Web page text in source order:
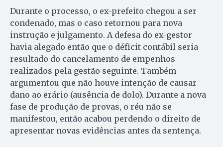
Durante o processo, o ex-prefeito chegou a ser
condenado, mas o caso retornou para nova
instrução e julgamento. A defesa do ex-gestor
havia alegado então que o déficit contábil seria
resultado do cancelamento de empenhos
realizados pela gestão seguinte. Também
argumentou que não houve intenção de causar
dano ao erário (ausência de dolo). Durante a nova
fase de produção de provas, o réu não se
manifestou, então acabou perdendo o direito de
apresentar novas evidências antes da sentença.